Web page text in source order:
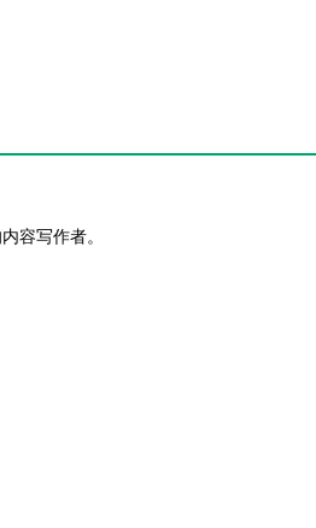
写作者。